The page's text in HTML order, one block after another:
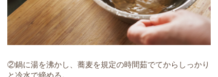
②鍋に湯を沸かし、蕎麦を規定の時間茹でてからしっかり